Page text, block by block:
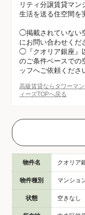
リティ分譲賃貸マ
生活を送る住空間を
◯掲載されていない
にお問い合わせくだ
◯『クオリア銀座』
のご条件ベースでの
ッフへご依頼くださ
高級賃貸ならタワーマ
ィーズTOPへ戻る
物件名 クオリア
物件種別 マンショ
状態 空きなし